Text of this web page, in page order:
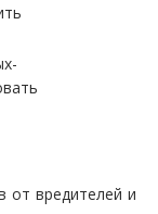
от вредителей и